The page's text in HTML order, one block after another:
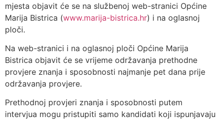
mjesta objavit će se na službenoj web-stranici Općine
Marija Bistrica (www.marija-bistrica.hr) i na oglasnoj
ploči.
Na web-stranici i na oglasnoj ploči Općine Marija
Bistrica objavit će se vrijeme održavanja prethodne
provjere znanja i sposobnosti najmanje pet dana prije
održavanja provjere.
Prethodnoj provjeri znanja i sposobnosti putem
intervjua mogu pristupiti samo kandidati koji ispunjavaju